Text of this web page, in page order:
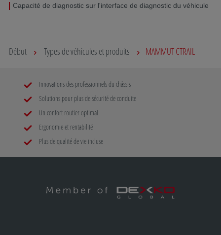
Capacité de diagnostic sur l'interface de diagnostic du véhicule
Début Types de véhicules et produits MAMMUT CTRAIL
Innovations des professionnels du châssis
Solutions pour plus de sécurité de conduite
Un confort routier optimal
Ergonomie et rentabilité
Plus de qualité de vie incluse